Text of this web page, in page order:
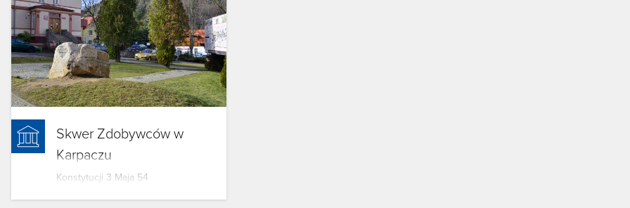
Skwer Zdobywców w
Karpaczu
Konstytucji 3 Maja 54